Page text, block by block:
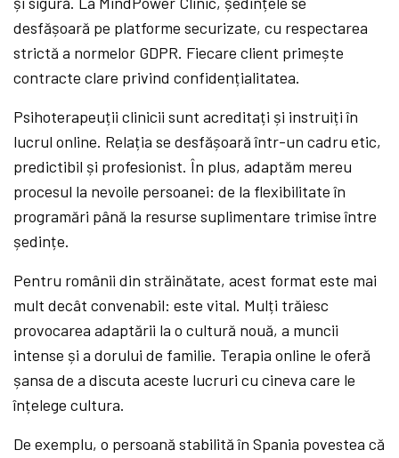
desfășoară pe platforme securizate, cu respectarea
strictă a normelor GDPR. Fiecare client primește
contracte clare privind confidențialitatea.
Psihoterapeuții clinicii sunt acreditați și instruiți în
lucrul online. Relația se desfășoară într-un cadru etic,
predictibil și profesionist. În plus, adaptăm mereu
procesul la nevoile persoanei: de la flexibilitate în
programări până la resurse suplimentare trimise între
ședințe.
Pentru românii din străinătate, acest format este mai
mult decât convenabil: este vital. Mulți trăiesc
provocarea adaptării la o cultură nouă, a muncii
intense și a dorului de familie. Terapia online le oferă
șansa de a discuta aceste lucruri cu cineva care le
înțelege cultura.
De exemplu, o persoană stabilită în Spania povestea că